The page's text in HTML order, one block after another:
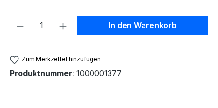
Produkt Anzahl: Gib denIn den Warenkorb
Zum Merkzettel hinzufügen
Produktnummer: 1000001377